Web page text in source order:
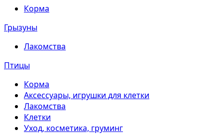
Корма
Грызуны
Лакомства
Птицы
Корма
Аксессуары, игрушки для клетки
Лакомства
Клетки
Уход, косметика, груминг